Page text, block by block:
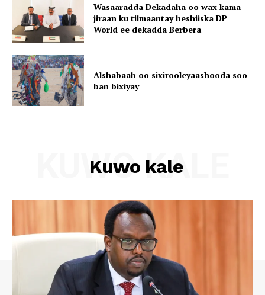
Wasaaradda Dekadaha oo wax kama
jiraan ku tilmaantay heshiiska DP
World ee dekadda Berbera
Alshabaab oo sixirooleyaashooda soo
ban bixiyay
Kuwo kale
KUWO KALE